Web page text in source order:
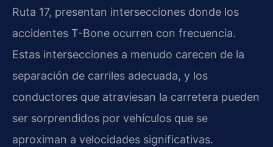
Ruta 17, presentan intersecciones donde los
accidentes T-Bone ocurren con frecuencia.
Estas intersecciones a menudo carecen de la
separación de carriles adecuada, y los
conductores que atraviesan la carretera pueden
ser sorprendidos por vehículos que se
aproximan a velocidades significativas.